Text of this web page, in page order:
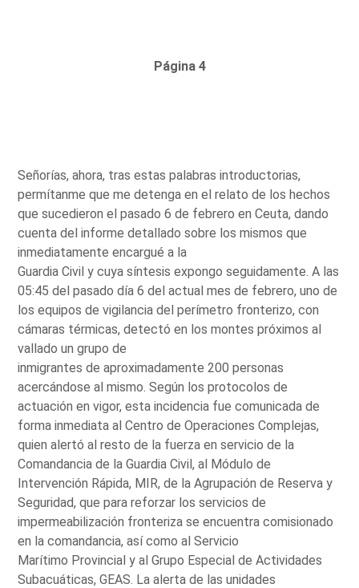
Página 4
Señorías, ahora, tras estas palabras introductorias,
permítanme que me detenga en el relato de los hechos
que sucedieron el pasado 6 de febrero en Ceuta, dando
cuenta del informe detallado sobre los mismos que
inmediatamente encargué a la
Guardia Civil y cuya síntesis expongo seguidamente. A las
05:45 del pasado día 6 del actual mes de febrero, uno de
los equipos de vigilancia del perímetro fronterizo, con
cámaras térmicas, detectó en los montes próximos al
vallado un grupo de
inmigrantes de aproximadamente 200 personas
acercándose al mismo. Según los protocolos de
actuación en vigor, esta incidencia fue comunicada de
forma inmediata al Centro de Operaciones Complejas,
quien alertó al resto de la fuerza en servicio de la
Comandancia de la Guardia Civil, al Módulo de
Intervención Rápida, MIR, de la Agrupación de Reserva y
Seguridad, que para reforzar los servicios de
impermeabilización fronteriza se encuentra comisionado
en la comandancia, así como al Servicio
Marítimo Provincial y al Grupo Especial de Actividades
Subacuáticas, GEAS. La alerta de las unidades